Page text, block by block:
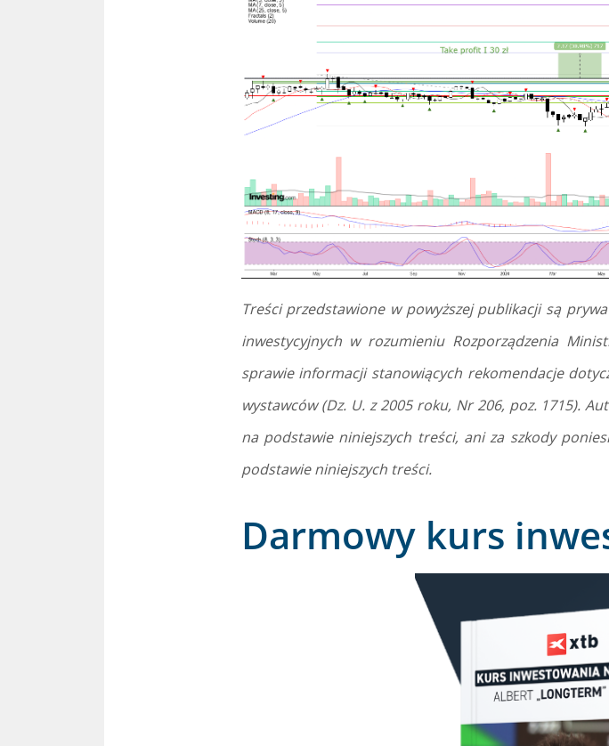
Treści przedstawione w powyższej publikacji są
inwestycyjnych w rozumieniu Rozporządzenia
sprawie informacji stanowiących rekomendacje
wystawców (Dz. U. z 2005 roku, Nr 206, poz. 1715).
na podstawie niniejszych treści, ani za szkody
podstawie niniejszych treści.
Darmowy kurs